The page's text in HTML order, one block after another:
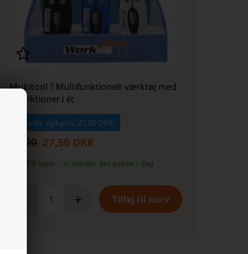
Multitool ? Multifunktionelt værktøj med
9 funktioner i ét
Laveste stykpris: 27,50 DKK
39,00 27,50 DKK
På lager -Vi sender din pakke i dag
+